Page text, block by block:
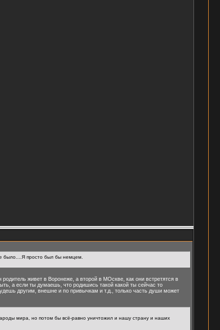
было....Я просто был бы немцем.
живет в Воронеже, а второй в МОскве, как они встретятся в
а если ты думаешь, что родишись такой какой ты сейчас то
другим, внешне и по привычкам и т.д., только часть души может
мира, но потом бы всё-равно уничтожил и нашу страну и наших